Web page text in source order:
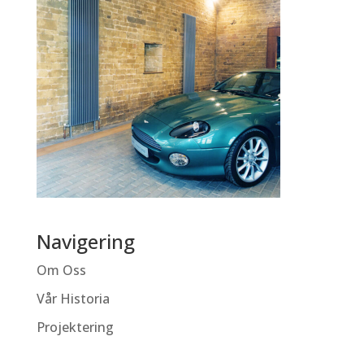
Navigering
Om Oss
Vår Historia
Projektering